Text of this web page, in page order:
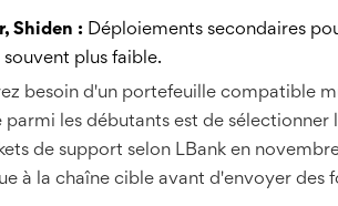
Shiden : Déploiements secondaires
plus faible.
besoin d'un portefeuille compatible
les débutants est de sélectionner
de support selon LBank en
à la chaîne cible avant d'envoyer des